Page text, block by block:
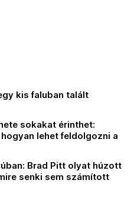
kis faluban talált
sokakat érinthet:
lehet feldolgozni a
Brad Pitt olyat húzott
senki sem számított